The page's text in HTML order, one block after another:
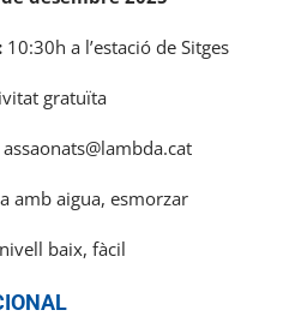
10:30h a l’estació de Sitges
gratuïta
amb aigua, esmorzar
nivell baix, fàcil